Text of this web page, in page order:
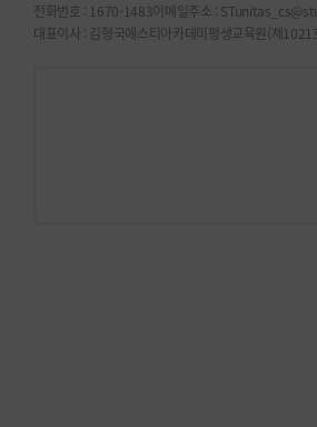
전화번호 : 1670-1483이메일주소 :
대표이사 : 김형국에스티아카데미평생교육원(제1021